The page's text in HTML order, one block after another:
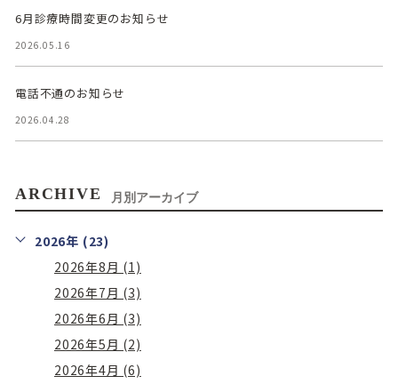
6月診療時間変更のお知らせ
2026.05.16
電話不通のお知らせ
2026.04.28
ARCHIVE 月別アーカイブ
2026年 (23)
2026年8月 (1)
2026年7月 (3)
2026年6月 (3)
2026年5月 (2)
2026年4月 (6)